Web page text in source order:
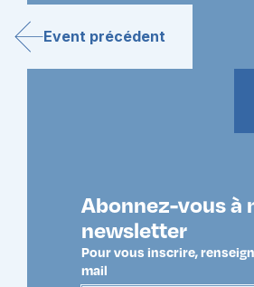
Event précédent
Abonnez-vous à
newsletter
Pour vous inscrire,
mail